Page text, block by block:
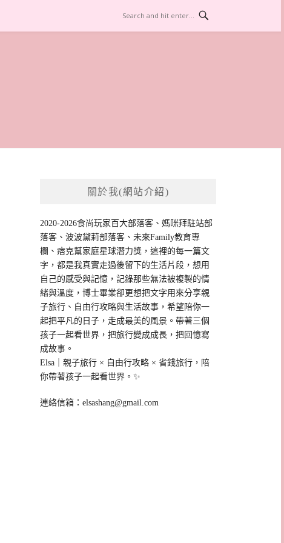
關於我(網站介紹)
2020-2026食尚玩家百大部落客、媽咪拜駐站部
落客、波波黛莉部落客、未來Family教育專
欄、痞克幫家庭星球潛力獎，這裡的每一篇文
字，都是我真實走過後留下的生活片段，想用
自己的感受與記憶，記錄那些無法被複製的情
緒與溫度，博士畢業卻更想把文字用來分享親
子旅行、自由行攻略與生活故事，希望陪你一
起把平凡的日子，走成最美的風景。帶著三個
孩子一起看世界，把旅行變成成長，把回憶寫
成故事。
Elsa｜親子旅行 × 自由行攻略 × 省錢旅行，陪
你帶著孩子一起看世界。✨
連絡信箱：elsashang@gmail.com